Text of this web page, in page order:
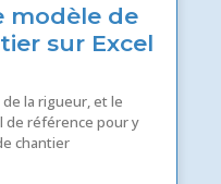
modèle de
sur Excel
la rigueur, et le
de référence pour y
chantier